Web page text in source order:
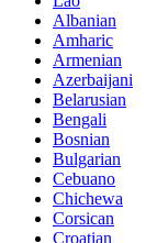
Albanian
Amharic
Armenian
Azerbaijani
Belarusian
Bengali
Bosnian
Bulgarian
Cebuano
Chichewa
Corsican
Croatian